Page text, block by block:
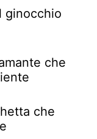
ginocchio
che
che